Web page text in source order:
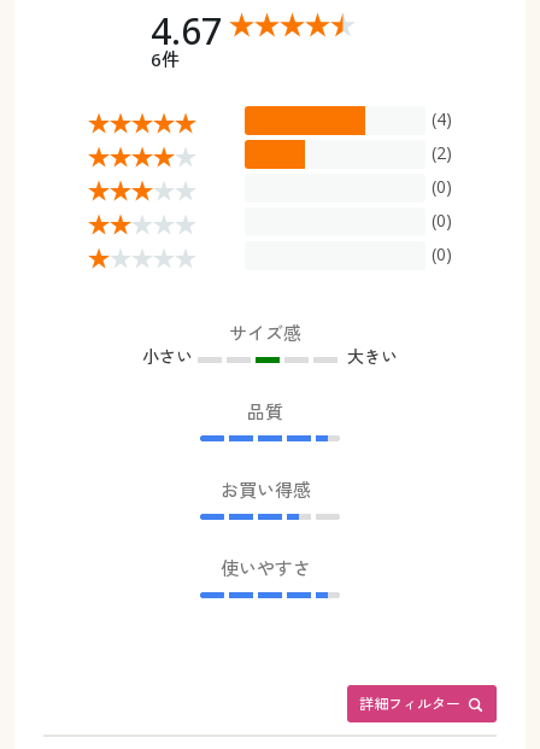
4.67
6件
(4)
(2)
(0)
(0)
(0)
サイズ感
小さい 大きい
品質
お買い得感
使いやすさ
詳細フィルター